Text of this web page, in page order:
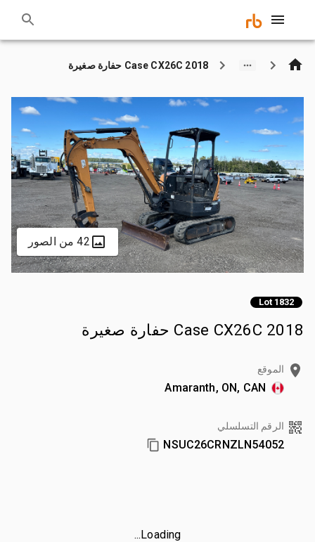
2018 Case CX26C حفارة صغيرة
42 من الصور
Lot 1832
2018 Case CX26C حفارة صغيرة
الموقع
Amaranth, ON, CAN
الرقم التسلسلي
NSUC26CRNZLN54052
Loading...